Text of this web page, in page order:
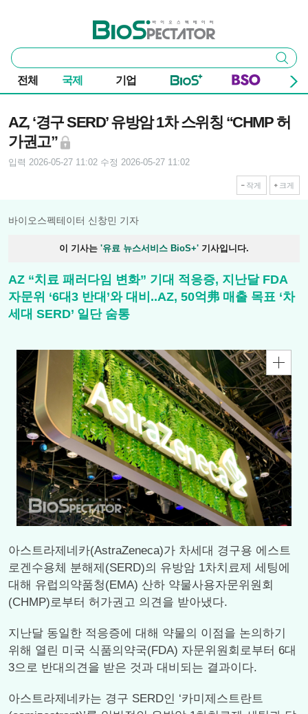
바이오스펙테이터
통
합
검
색
검색
전체 국제 기업
AZ, ‘경구 SERD’ 유방암 1차 스위칭 “CHMP 허
가권고”
입력 2026-05-27 11:02 수정 2026-05-27 11:02
작게 크게
바이오스펙테이터 신창민 기자
이 기사는 '유료 뉴스서비스 BioS+' 기사입니다.
AZ “치료 패러다임 변화” 기대 적응증, 지난달 FDA
자문위 ‘6대3 반대’와 대비..AZ, 50억弗 매출 목표 ‘차
세대 SERD’ 일단 숨통
아스트라제네카(AstraZeneca)가 차세대 경구용 에스트
로겐수용체 분해제(SERD)의 유방암 1차치료제 세팅에
대해 유럽의약품청(EMA) 산하 약물사용자문위원회
(CHMP)로부터 허가권고 의견을 받아냈다.
지난달 동일한 적응증에 대해 약물의 이점을 논의하기
위해 열린 미국 식품의약국(FDA) 자문위원회로부터 6대
3으로 반대의견을 받은 것과 대비되는 결과이다.
아스트라제네카는 경구 SERD인 ‘카미제스트란트